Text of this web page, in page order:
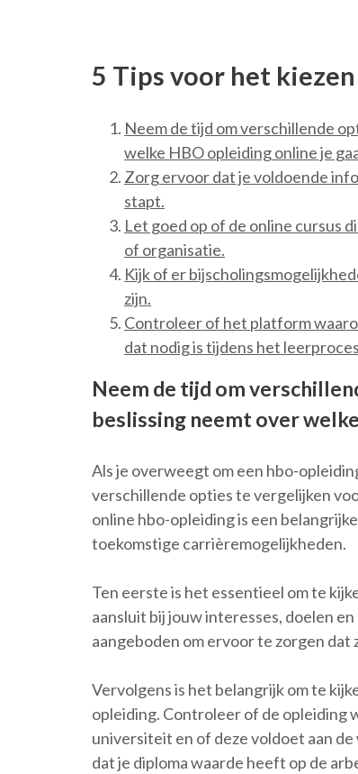
5 Tips voor het
Neem de tijd om verschillende
welke HBO opleiding online je
Zorg ervoor dat je voldoende
stapt.
Let goed op of de online cursus
of organisatie.
Kijk of er
zijn.
Controleer of het platform
dat nodig is tijdens het
Neem de tijd om
beslissing neemt over
Als je overweegt om een hbo-
verschillende opties te vergelijken
online hbo-opleiding is een
toekomstige carrièremogelijkheden.
Ten eerste is het essentieel om te
aansluit bij jouw interesses, doelen
aangeboden om ervoor te zorgen
Vervolgens is het belangrijk om te
opleiding. Controleer of de opleiding
universiteit en of deze voldoet aan
dat je diploma waarde heeft op de